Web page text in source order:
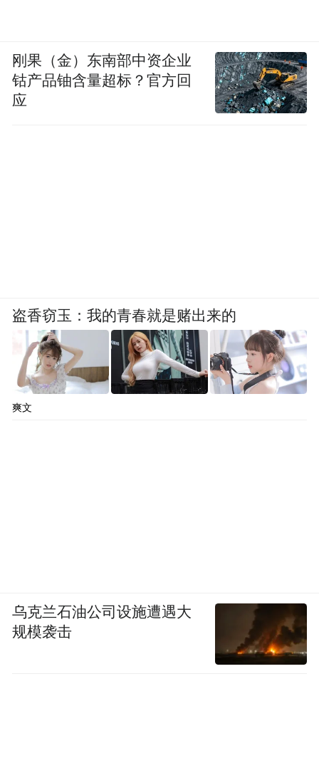
刚果（金）东南部中资企业
钴产品铀含量超标？官方回
应
盗香窃玉：我的青春就是赌出来的
爽文
乌克兰石油公司设施遭遇大
规模袭击